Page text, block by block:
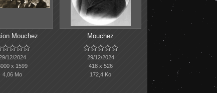
Mouchez

12/2024
x 1599
4,06 Mo
Mouchez

29/12/2024
418 x 526
172,4 Ko